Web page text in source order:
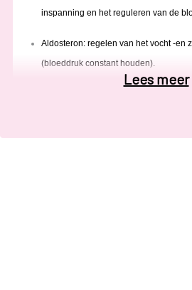
inspanning en het reguleren van de
Aldosteron: regelen van het vocht -en
(bloeddruk constant houden).
Lees meer